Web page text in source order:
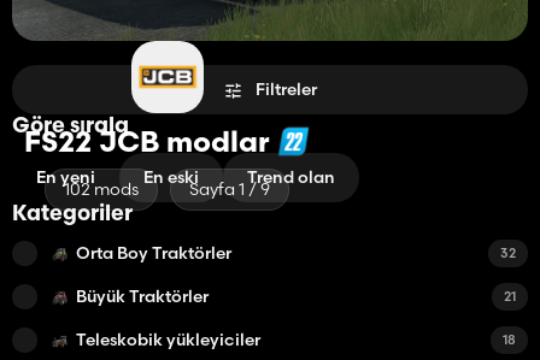
FS22 JCB modlar
102 mods Sayfa 1 / 9
Filtreler
Göre sırala
En yeni En eski Trend olan
Kategoriler
Orta Boy Traktörler 32
Büyük Traktörler 21
Teleskobik yükleyiciler 18